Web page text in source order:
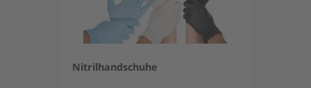
Nitrilhandschuhe